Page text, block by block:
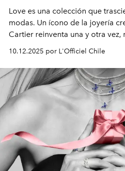
Love es una colección que
modas. Un ícono de la joyería
Cartier reinventa una y otra vez,
10.12.2025 por L'Officiel Chile